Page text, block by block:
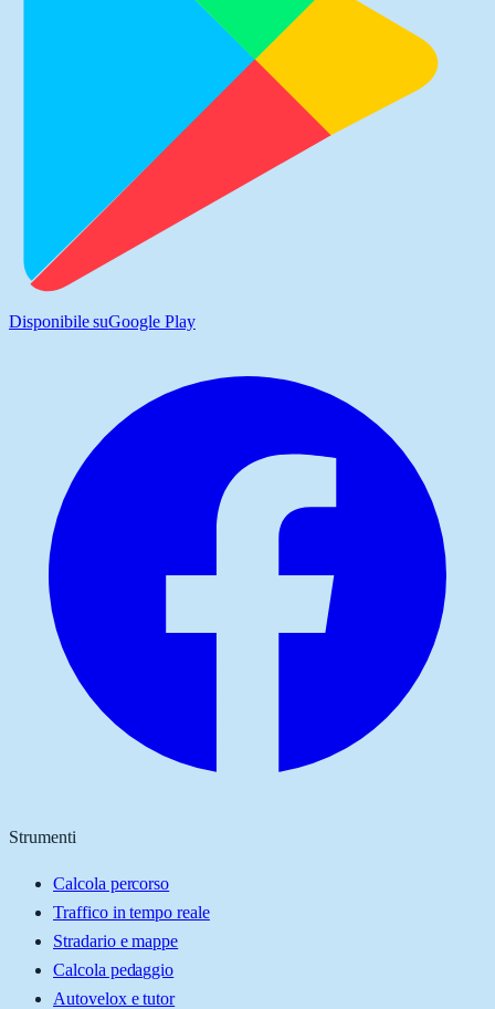
Disponibile suGoogle Play
Strumenti
Calcola percorso
Traffico in tempo reale
Stradario e mappe
Calcola pedaggio
Autovelox e tutor